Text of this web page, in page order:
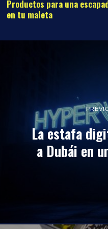
Productos para una
en tu maleta
La estafa
a Dubái en